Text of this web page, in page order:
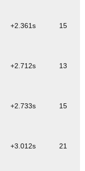
+2.361s 15
+2.712s 13
+2.733s 15
+3.012s 21